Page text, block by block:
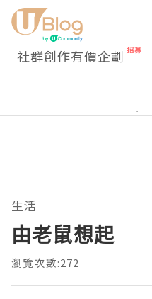
社群創作有價企劃
生活
由老鼠想起
瀏覽次數:272